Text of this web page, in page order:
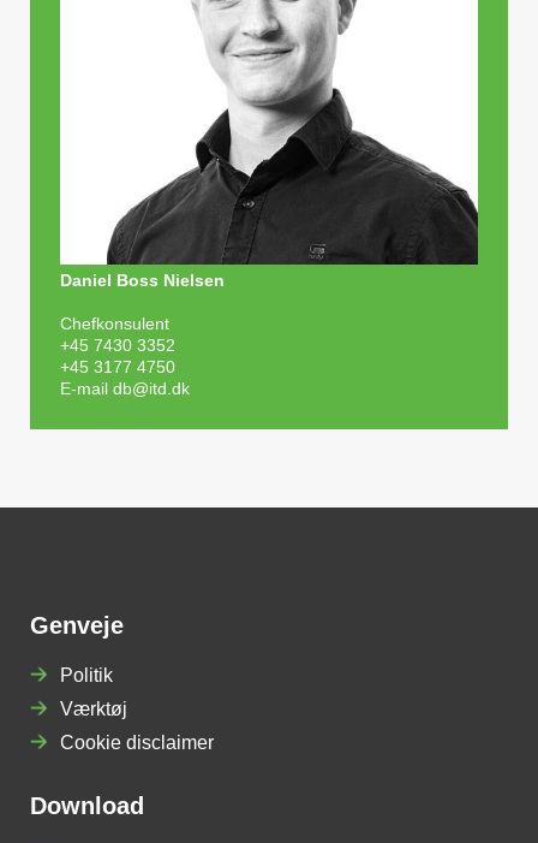
Daniel Boss Nielsen
Chefkonsulent
+45 7430 3352
+45 3177 4750
E-mail db@itd.dk
Genveje
Politik
Værktøj
Cookie disclaimer
Download